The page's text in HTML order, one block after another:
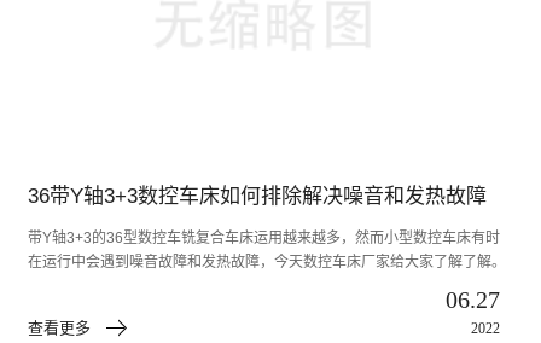
36带Y轴3+3数控车床如何排除解决噪音和发热故障
带Y轴3+3的36型数控车铣复合车床运用越来越多，然而小型数控车床有时
在运行中会遇到噪音故障和发热故障，今天数控车床厂家给大家了解了解。
查看更多
06.27
2022